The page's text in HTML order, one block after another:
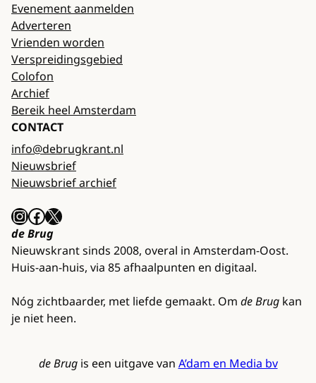
Evenement aanmelden
Adverteren
Vrienden worden
Verspreidingsgebied
Colofon
Archief
Bereik heel Amsterdam
CONTACT
info@debrugkrant.nl
Nieuwsbrief
Nieuwsbrief archief
InstagramFacebook X
de Brug
Nieuwskrant sinds 2008, overal in Amsterdam-Oost.
Huis-aan-huis, via 85 afhaalpunten en digitaal.
Nóg zichtbaarder, met liefde gemaakt. Om de Brug kan
je niet heen.
de Brug is een uitgave van A’dam en Media bv